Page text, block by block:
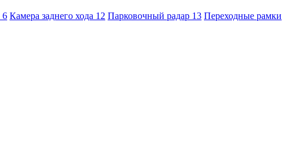
6 Камера заднего хода 12 Парковочный радар 13 Переходные рамки